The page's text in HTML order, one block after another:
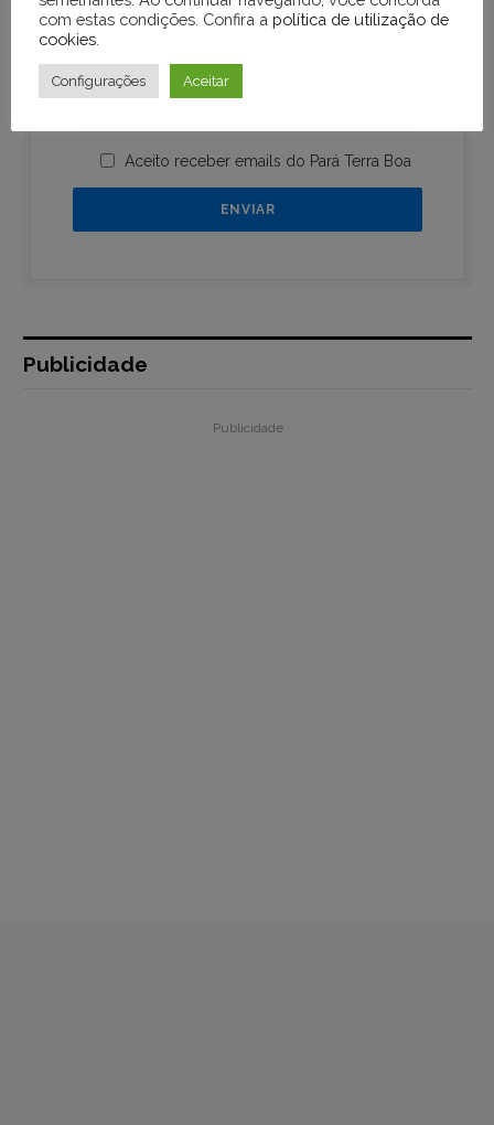
Aceito receber emails do Pará Terra Boa
Publicidade
Publicidade
com estas condições. Confira a política de utilização de
cookies
Configurações Aceitar